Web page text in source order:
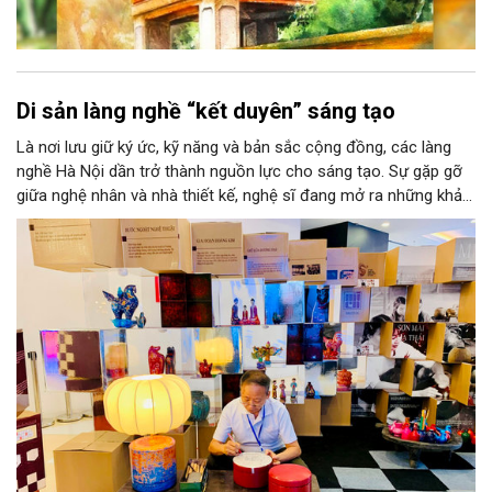
Di sản làng nghề “kết duyên” sáng tạo
Là nơi lưu giữ ký ức, kỹ năng và bản sắc cộng đồng, các làng
nghề Hà Nội dần trở thành nguồn lực cho sáng tạo. Sự gặp gỡ
giữa nghệ nhân và nhà thiết kế, nghệ sĩ đang mở ra những khả
năng phát triển mới cho thủ công đương đại trên nền tảng di
sản. Từ những cuộc “kết duyên” đầy cảm hứng ấy, Hà Nội đang
khơi thông mạch ngầm của hệ sinh thái thủ công, biến vốn cổ
thành động lực bền vững cho tương lai.